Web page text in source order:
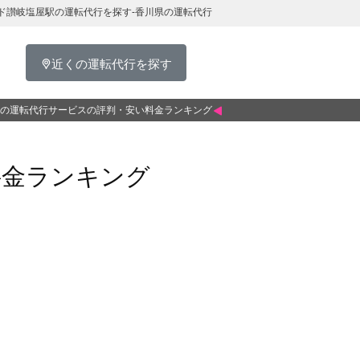
岐塩屋駅の運転代行を探す-香川県の運転代行
近くの運転代行を探す
運転代行サービスの評判・安い料金ランキング
ランキング